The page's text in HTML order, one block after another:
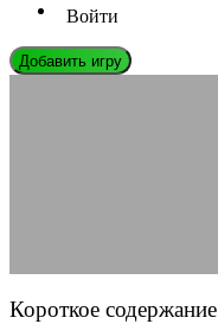
Войти
Добавить игру
Короткое содержание